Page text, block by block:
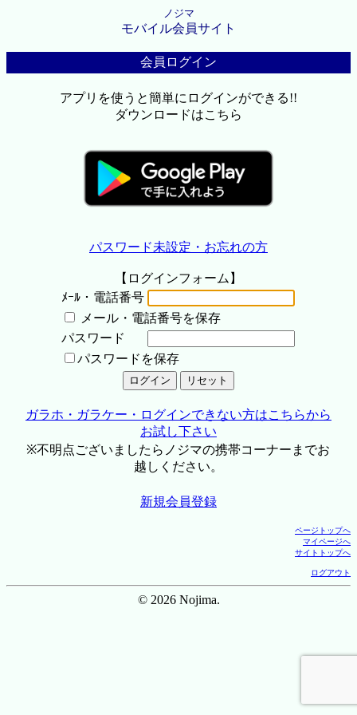
ノジマ
モバイル会員サイト
会員ログイン
アプリを使うと簡単にログインができる!!
ダウンロードはこちら
パスワード未設定・お忘れの方
【ログインフォーム】
ﾒｰﾙ・電話番号
メール・電話番号を保存
パスワード
パスワードを保存
ガラホ・ガラケー・ログインできない方はこちらから
お試し下さい
※不明点ございましたらノジマの携帯コーナーまでお
越しください。
新規会員登録
ページトップへ
マイページへ
サイトトップへ
ログアウト
© 2026 Nojima.